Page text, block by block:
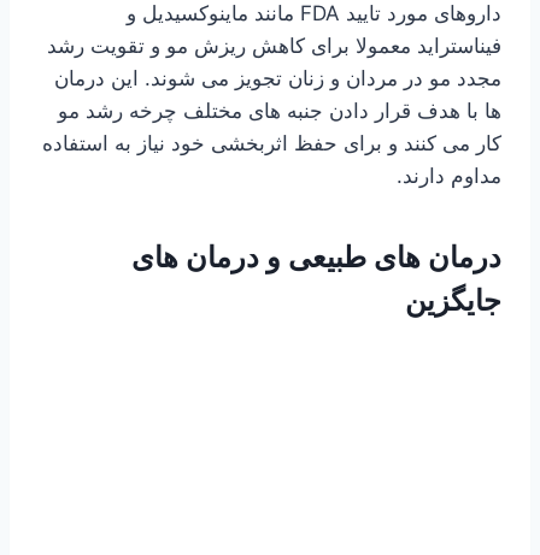
داروهای مورد تایید FDA مانند ماینوکسیدیل و
فیناستراید معمولا برای کاهش ریزش مو و تقویت رشد
مجدد مو در مردان و زنان تجویز می شوند. این درمان
ها با هدف قرار دادن جنبه های مختلف چرخه رشد مو
کار می کنند و برای حفظ اثربخشی خود نیاز به استفاده
مداوم دارند.
درمان های طبیعی و درمان های
جایگزین